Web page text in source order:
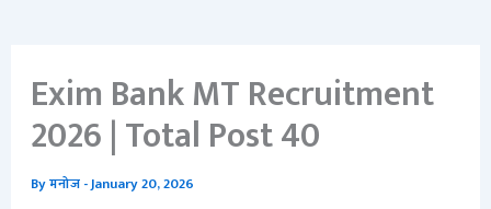
Exim Bank MT Recruitment
2026 | Total Post 40
Byमनोज-January 20, 2026